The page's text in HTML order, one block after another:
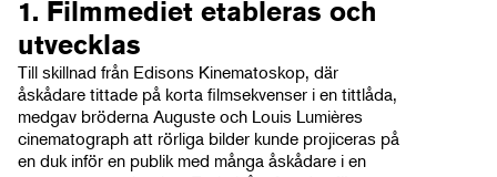
1. Filmmediet etableras och
utvecklas
Till skillnad från Edisons Kinematoskop, där
åskådare tittade på korta filmsekvenser i en tittlåda,
medgav bröderna Auguste och Louis Lumières
cinematograph att rörliga bilder kunde projiceras på
en duk inför en publik med många åskådare i en